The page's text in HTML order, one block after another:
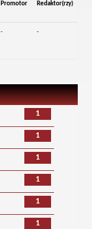
Promotor Redaktor(rzy)
- -
1
1
1
1
1
1